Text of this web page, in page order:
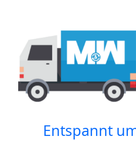
Entspannt